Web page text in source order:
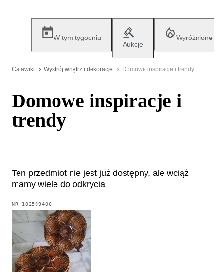
W tym tygodniu
Aukcje
Wyróżnione
Catawiki Wystrój wnętrz i dekoracje Domowe inspiracje i trendy
Domowe inspiracje i
trendy
Ten przedmiot nie jest już dostępny, ale wciąż
mamy wiele do odkrycia
NR 102599406